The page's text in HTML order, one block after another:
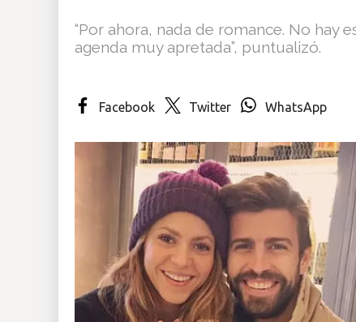
Multimedia
“Por ahora, nada de romance. No hay
agenda muy apretada”, puntualizó.
Facebook Twitter WhatsApp